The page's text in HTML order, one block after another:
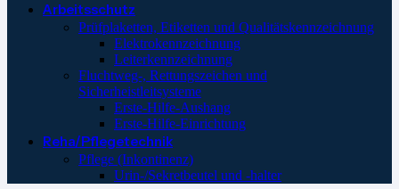
Arbeitsschutz
Prüfplaketten, Etiketten und Qualitätskennzeichnung
Elektrokennzeichnung
Leiterkennzeichnung
Fluchtweg-, Rettungszeichen und
Sicherheistleitsysteme
Erste-Hilfe-Aushang
Erste-Hilfe-Einrichtung
Reha/Pflegetechnik
Pflege (Inkontinenz)
Urin-/Sekretbeutel und -halter